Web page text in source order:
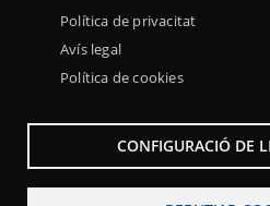
Política de privacitat
Avís legal
Política de cookies
CONFIGURACIÓ DE